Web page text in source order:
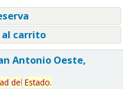
carrito
Antonio Oeste,
del Estado.